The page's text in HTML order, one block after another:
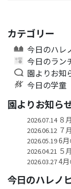
カテゴリー
今日のハレ
今日のラン
園よりお知
今日の学童
園よりお知ら
2026.07.14８
2026.06.12７
2026.05.196月
2026.04.21 ５
2026.03.274月
今日のハレノ